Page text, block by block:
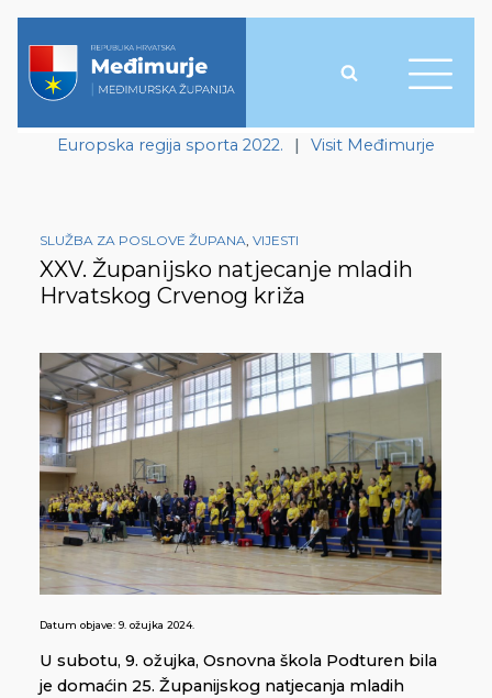
Europska regija sporta 2022. | Visit Međimurje
SLUŽBA ZA POSLOVE ŽUPANA, VIJESTI
XXV. Županijsko natjecanje mladih
Hrvatskog Crvenog križa
Datum objave: 9. ožujka 2024.
U subotu, 9. ožujka, Osnovna škola Podturen bila
je domaćin 25. Županijskog natjecanja mladih